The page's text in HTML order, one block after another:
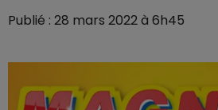
Publié : 28 mars 2022 à 6h45